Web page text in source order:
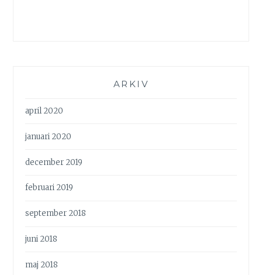
ARKIV
april 2020
januari 2020
december 2019
februari 2019
september 2018
juni 2018
maj 2018